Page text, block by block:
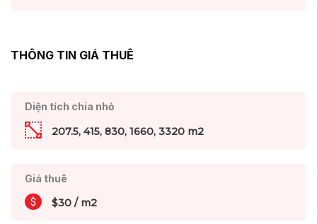
THÔNG TIN GIÁ THUÊ
Diện tích chia nhỏ
207.5, 415, 830, 1660, 3320 m2
Giá thuê
$30 / m2